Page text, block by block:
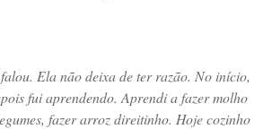
Ela não deixa de ter razão. No início,
fui aprendendo. Aprendi a fazer molho
fazer arroz direitinho. Hoje cozinho